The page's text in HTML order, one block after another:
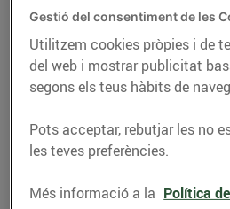
transportat més de
És una iniciativa
experimentar,
Catalunya, la
transport públic amb
L’acord reforça el
Bon Preu per la
energètica
Gestió del consentiment de les
Utilitzem cookies pròpies i de
del web i mostrar publicitat
segons els teus hàbits de
Pots acceptar, rebutjar les no
les teves preferències.
Més informació a la Política